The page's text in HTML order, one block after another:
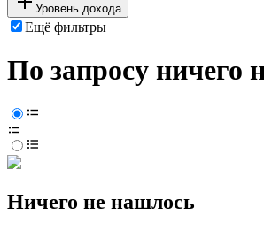
Уровень дохода
Ещё фильтры
По запросу ничего
Ничего не нашлось